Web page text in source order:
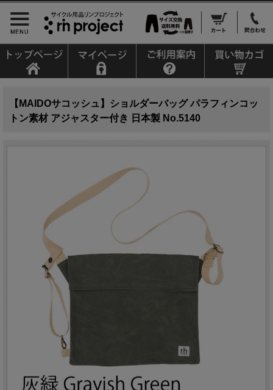
【MAIDOサコッシュ】ショルダーバッグ パラフィンコッ
トン素材 アジャスター付き 日本製 No.5140